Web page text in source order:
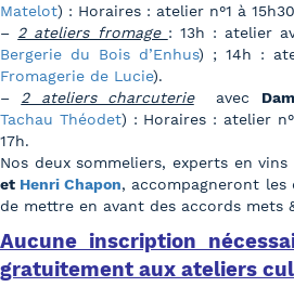
Matelot) : Horaires : atelier n°1 à
– 2 ateliers fromage : 13h : atelier
Bergerie du Bois d’Enhus) ; 14h :
Fromagerie de Lucie).
– 2 ateliers charcuterieavec
Tachau Théodet) : Horaires : atelier
17h.
Nos deux sommeliers, experts en
et Henri Chapon, accompagneront
de mettre en avant des accords mets
Aucune inscription
gratuitement aux ateliers